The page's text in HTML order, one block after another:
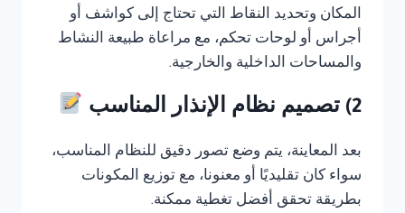
المكان وتحديد النقاط التي تحتاج إلى كواشف أو
أجراس أو لوحات تحكم، مع مراعاة طبيعة النشاط
والمساحات الداخلية والخارجية.
2) تصميم نظام الإنذار المناسب
بعد المعاينة، يتم وضع تصور دقيق للنظام المناسب،
سواء كان تقليديًا أو معنونا، مع توزيع المكونات
بطريقة تحقق أفضل تغطية ممكنة.